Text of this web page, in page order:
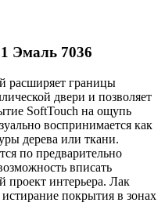
Эмаль 7036
расширяет границы
двери и позволяет
SoftTouch на ощупь
воспринимается как
дерева или ткани.
по предварительно
вписать
проект интерьера. Лак
покрытия в зонах